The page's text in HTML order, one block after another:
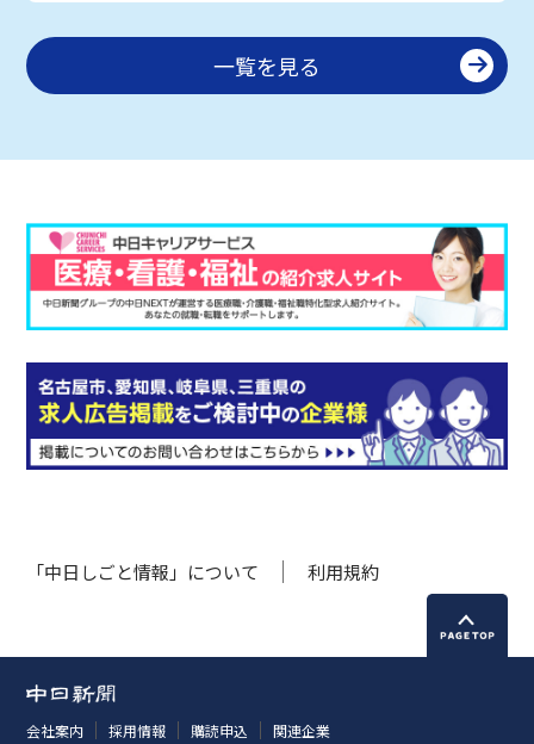
一覧を見る
「中日しごと情報」について 利用規約
会社案内 採用情報 購読申込 関連企業